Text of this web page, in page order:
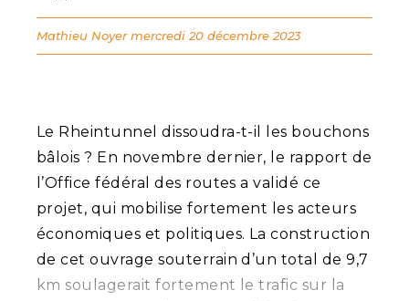
Le Rheintunnel dissoudra-t-il les bouchons
bâlois ? En novembre dernier, le rapport de
l’Office fédéral des routes a validé ce
projet, qui mobilise fortement les acteurs
économiques et politiques. La construction
de cet ouvrage souterrain d’un total de 9,7
km soulagerait fortement le trafic sur la
Mathieu Noyer mercredi 20 décembre 2023